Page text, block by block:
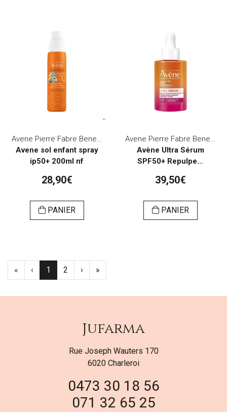
Avene Pierre Fabre Benelux
Avene sol enfant spray
ip50+ 200ml nf
28,90€
PANIER
Avene Pierre Fabre Benelux
Avène Ultra Sérum
SPF50+ Repulpe...
39,50€
PANIER
« ‹ 1 2 › »
Jufarma
Rue Joseph Wauters 170
6020 Charleroi
0473 30 18 56
071 32 65 25